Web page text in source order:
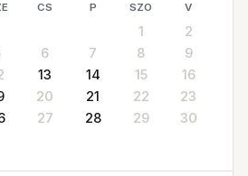
CS P SZO V
1
2
6 7 8
9
13 14 15
16
20 21 22
23
27 28 29
30